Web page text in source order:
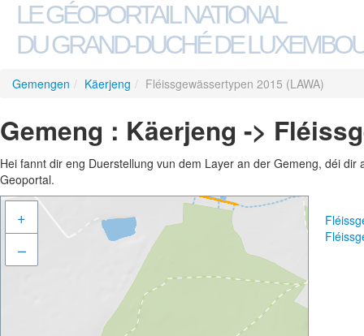
LE GÉOPORTAIL NATIONAL
DU GRAND-DUCHÉ DE
Gemengen / Käerjeng / Fléissgewässertypen 2015 (LAWA)
Gemeng : Käerjeng ->
Hei fannt dir eng Duerstellung vun dem Layer an der Gemeng, déi
Geoportal.
+
–